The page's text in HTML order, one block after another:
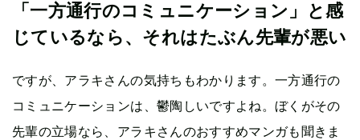
「一方通行のコミュニケーション」と感
じているなら、それはたぶん先輩が悪い
ですが、アラキさんの気持ちもわかります。一方通行の
コミュニケーションは、鬱陶しいですよね。ぼくがその
先輩の立場なら、アラキさんのおすすめマンガも聞きま